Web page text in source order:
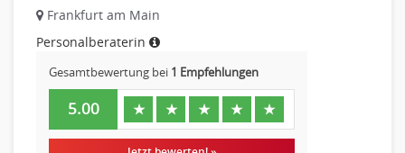
Frankfurt am Main
Personalberaterin
Gesamtbewertung bei 1 Empfehlungen
5.00 ★ ★ ★ ★ ★